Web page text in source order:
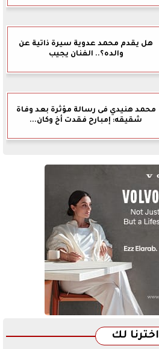
هل يقدم محمد عدوية سيرة ذاتية عن
والده؟.. الفنان يجيب
محمد هنيدي فى رسالة مؤثرة بعد وفاة
شقيقه: إمبارح فقدت أخ وكان...
اخترنا لك